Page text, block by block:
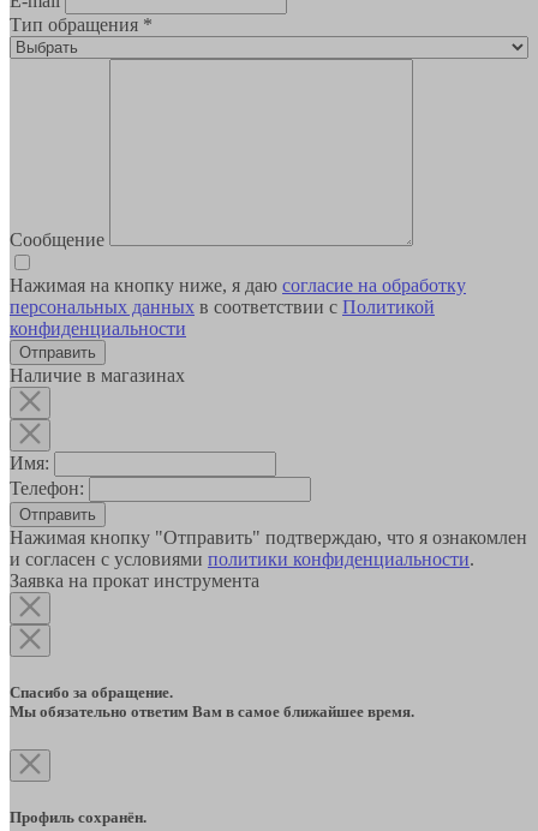
Тип обращения *
Сообщение
Нажимая на кнопку ниже, я даю согласие на обработку
персональных данных в соответствии с Политикой
конфиденциальности
Наличие в магазинах
Имя:
Телефон:
Отправить
Нажимая кнопку "Отправить" подтверждаю, что я ознакомлен
и согласен с условиями политики конфиденциальности.
Заявка на прокат инструмента
Спасибо за обращение.
Мы обязательно ответим Вам в самое ближайшее время.
Профиль сохранён.